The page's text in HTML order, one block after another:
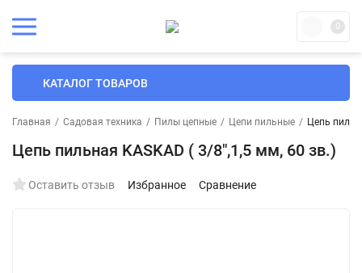
0
КАТАЛОГ ТОВАРОВ
Главная / Садовая техника / Пилы цепные / Цепи пильные / Цепь
Цепь пильная KASKAD ( 3/8",1,5 мм, 60 зв.)
Оставить отзыв Избранное Сравнение